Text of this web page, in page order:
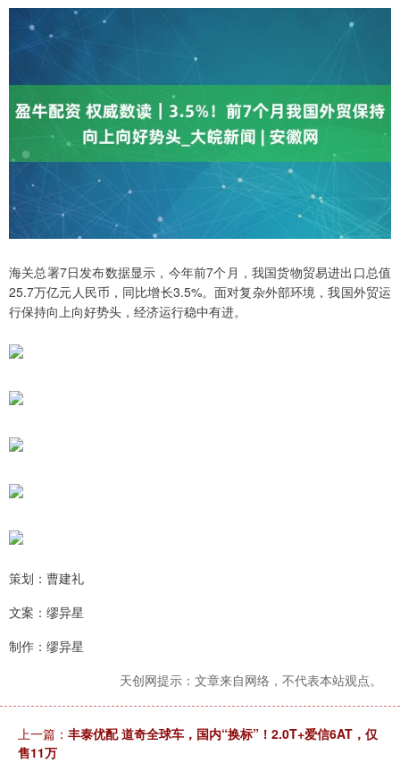
海关总署7日发布数据显示，今年前7个月，我国货物贸易进出口总值
25.7万亿元人民币，同比增长3.5%。面对复杂外部环境，我国外贸运
行保持向上向好势头，经济运行稳中有进。
策划：曹建礼
文案：缪异星
制作：缪异星
天创网提示：文章来自网络，不代表本站观点。
上一篇： 丰泰优配 道奇全球车，国内“换标”！2.0T+爱信6AT，仅
售11万